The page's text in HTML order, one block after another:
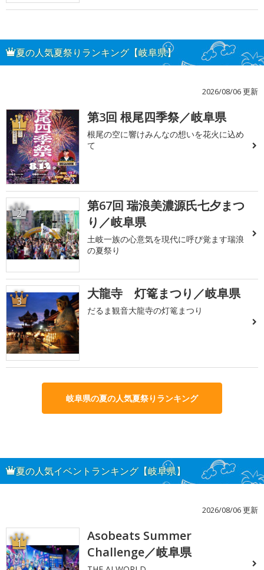
夏の人気夏祭りランキング【岐阜県】
2026/08/06 更新
1 第3回 根尾四季祭／岐阜県
根尾の空に響けみんなの想いを花火に込め
て
2
第67回 瑞浪美濃源氏七夕まつ
り／岐阜県
土岐一族の心意気を現代に呼び覚ます瑞浪
の夏祭り
3 大龍寺 灯篭まつり／岐阜県
だるま観音大龍寺の灯篭まつり
岐阜県の夏の人気夏祭りランキング
夏の人気イベントランキング【岐阜県】
2026/08/06 更新
1
Asobeats Summer
Challenge／岐阜県